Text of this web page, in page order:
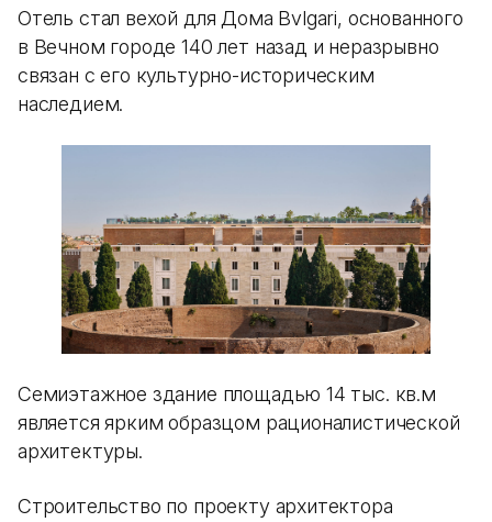
Отель стал вехой для Дома Bvlgari, основанного
в Вечном городе 140 лет назад и неразрывно
связан с его культурно-историческим
наследием.
Семиэтажное здание площадью 14 тыс. кв.м
является ярким образцом рационалистической
архитектуры.
Строительство по проекту архитектора